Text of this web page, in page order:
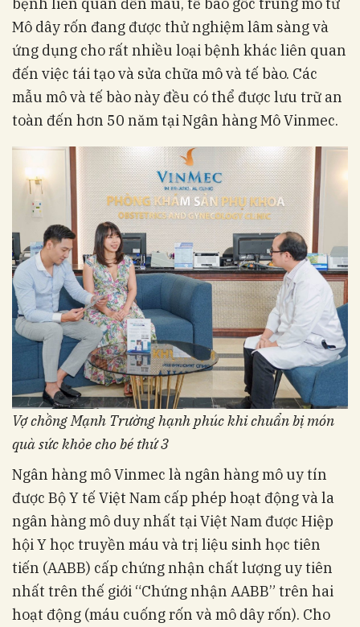
Mô dây rốn đang được thử nghiệm lâm sàng và
ứng dụng cho rất nhiều loại bệnh khác liên quan
đến việc tái tạo và sửa chữa mô và tế bào. Các
mẫu mô và tế bào này đều có thể được lưu trữ an
toàn đến hơn 50 năm tại Ngân hàng Mô Vinmec.
Vợ chồng Mạnh Trường hạnh phúc khi chuẩn bị món
quà sức khỏe cho bé thứ 3
Ngân hàng mô Vinmec là ngân hàng mô uy tín
được Bộ Y tế Việt Nam cấp phép hoạt động và la
ngân hàng mô duy nhất tại Việt Nam được Hiệp
hội Y học truyền máu và trị liệu sinh học tiên
tiến (AABB) cấp chứng nhận chất lượng uy tiên
nhất trên thế giới “Chứng nhận AABB” trên hai
hoạt động (máu cuống rốn và mô dây rốn). Cho